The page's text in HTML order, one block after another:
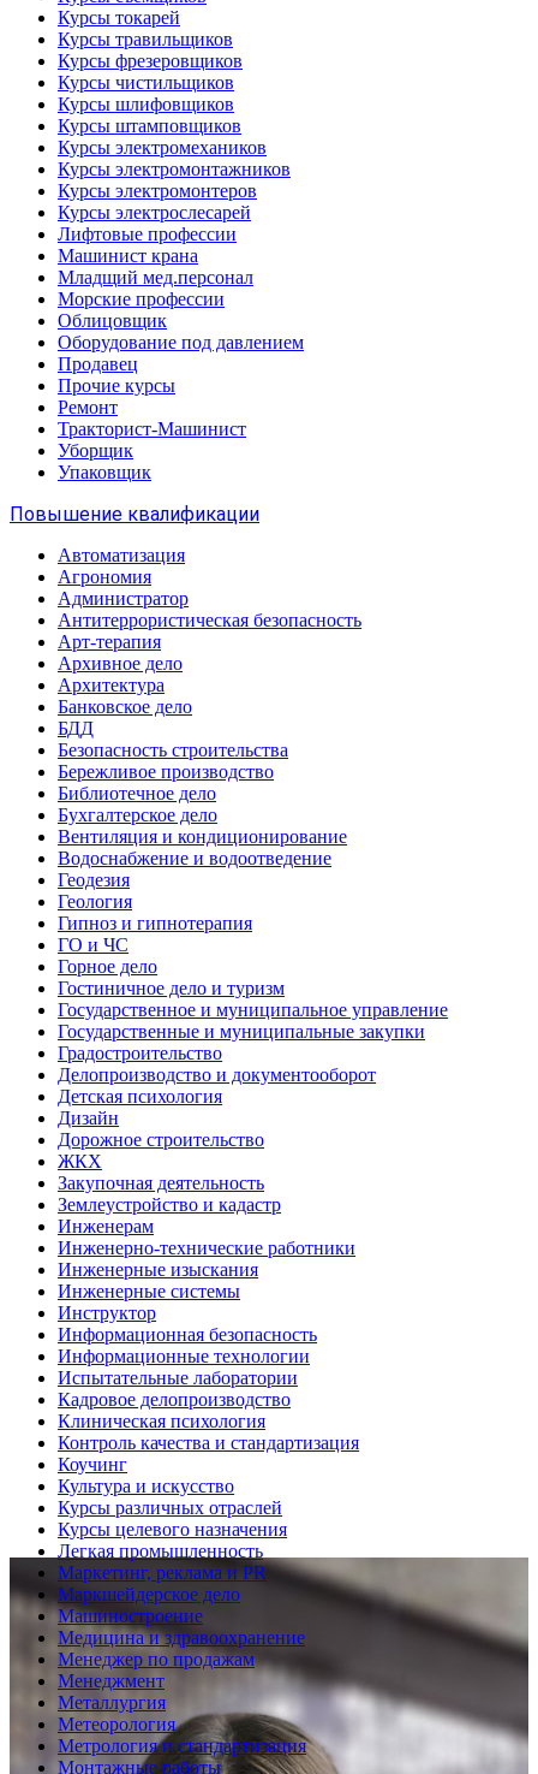
Курсы токарей
Курсы травильщиков
Курсы фрезеровщиков
Курсы чистильщиков
Курсы шлифовщиков
Курсы штамповщиков
Курсы электромехаников
Курсы электромонтажников
Курсы электромонтеров
Курсы электрослесарей
Лифтовые профессии
Машинист крана
Младщий мед.персонал
Морские профессии
Облицовщик
Оборудование под давлением
Продавец
Прочие курсы
Ремонт
Тракторист-Машинист
Уборщик
Упаковщик
Повышение квалификации
Автоматизация
Агрономия
Администратор
Антитеррористическая безопасность
Арт-терапия
Архивное дело
Архитектура
Банковское дело
БДД
Безопасность строительства
Бережливое производство
Библиотечное дело
Бухгалтерское дело
Вентиляция и кондиционирование
Водоснабжение и водоотведение
Геодезия
Геология
Гипноз и гипнотерапия
ГО и ЧС
Горное дело
Гостиничное дело и туризм
Государственное и муниципальное управление
Государственные и муниципальные закупки
Градостроительство
Делопроизводство и документооборот
Детская психология
Дизайн
Дорожное строительство
ЖКХ
Закупочная деятельность
Землеустройство и кадастр
Инженерам
Инженерно-технические работники
Инженерные изыскания
Инженерные системы
Инструктор
Информационная безопасность
Информационные технологии
Испытательные лаборатории
Кадровое делопроизводство
Клиническая психология
Контроль качества и стандартизация
Коучинг
Культура и искусство
Курсы различных отраслей
Курсы целевого назначения
Легкая промышленность
Маркетинг, реклама и PR
Маркшейдерское дело
Машиностроение
Медицина и здравоохранение
Менеджер по продажам
Менеджмент
Металлургия
Метеорология
Метрология и стандартизация
Монтажные работы